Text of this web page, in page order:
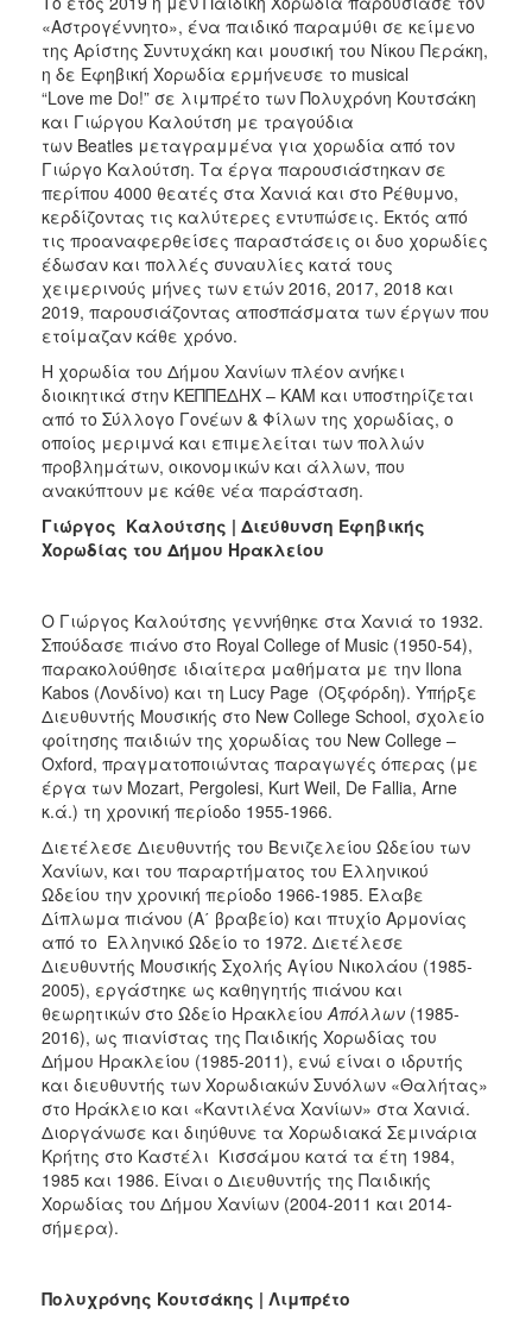
«Αστρογέννητο», ένα παιδικό παραμύθι σε κείμενο
της Αρίστης Συντυχάκη και μουσική του Νίκου Περάκη,
η δε Εφηβική Χορωδία ερμήνευσε το musical
“Love me Do!” σε λιμπρέτο των Πολυχρόνη Κουτσάκη
και Γιώργου Καλούτση με τραγούδια
των Beatles μεταγραμμένα για χορωδία από τον
Γιώργο Καλούτση. Τα έργα παρουσιάστηκαν σε
περίπου 4000 θεατές στα Χανιά και στο Ρέθυμνο,
κερδίζοντας τις καλύτερες εντυπώσεις. Εκτός από
τις προαναφερθείσες παραστάσεις οι δυο χορωδίες
έδωσαν και πολλές συναυλίες κατά τους
χειμερινούς μήνες των ετών 2016, 2017, 2018 και
2019, παρουσιάζοντας αποσπάσματα των έργων που
ετοίμαζαν κάθε χρόνο.
Η χορωδία του Δήμου Χανίων πλέον ανήκει
διοικητικά στην ΚΕΠΠΕΔΗΧ – ΚΑΜ και υποστηρίζεται
από το Σύλλογο Γονέων & Φίλων της χορωδίας, ο
οποίος μεριμνά και επιμελείται των πολλών
προβλημάτων, οικονομικών και άλλων, που
ανακύπτουν με κάθε νέα παράσταση.
Γιώργος Καλούτσης | Διεύθυνση Εφηβικής
Χορωδίας του Δήμου Ηρακλείου
Ο Γιώργος Καλούτσης γεννήθηκε στα Χανιά το 1932.
Σπούδασε πιάνο στο Royal College of Music (1950-54),
παρακολούθησε ιδιαίτερα μαθήματα με την Ilona
Kabos (Λονδίνο) και τη Lucy Page (Οξφόρδη). Υπήρξε
Διευθυντής Μουσικής στο New College School, σχολείο
φοίτησης παιδιών της χορωδίας του New College –
Oxford, πραγματοποιώντας παραγωγές όπερας (με
έργα των Mozart, Pergolesi, Kurt Weil, De Fallia, Arne
κ.ά.) τη χρονική περίοδο 1955-1966.
Διετέλεσε Διευθυντής του Βενιζελείου Ωδείου των
Χανίων, και του παραρτήματος του Ελληνικού
Ωδείου την χρονική περίοδο 1966-1985. Έλαβε
Δίπλωμα πιάνου (Α΄ βραβείο) και πτυχίο Αρμονίας
από το Ελληνικό Ωδείο το 1972. Διετέλεσε
Διευθυντής Μουσικής Σχολής Αγίου Νικολάου (1985-
2005), εργάστηκε ως καθηγητής πιάνου και
θεωρητικών στο Ωδείο ΗρακλείουΑπόλλων (1985-
2016), ως πιανίστας της Παιδικής Χορωδίας του
Δήμου Ηρακλείου (1985-2011), ενώ είναι ο ιδρυτής
και διευθυντής των Χορωδιακών Συνόλων «Θαλήτας»
στο Ηράκλειο και «Καντιλένα Χανίων» στα Χανιά.
Διοργάνωσε και διηύθυνε τα Χορωδιακά Σεμινάρια
Κρήτης στο Καστέλι Κισσάμου κατά τα έτη 1984,
1985 και 1986. Είναι ο Διευθυντής της Παιδικής
Χορωδίας του Δήμου Χανίων (2004-2011 και 2014-
σήμερα).
Πολυχρόνης Κουτσάκης | Λιμπρέτο